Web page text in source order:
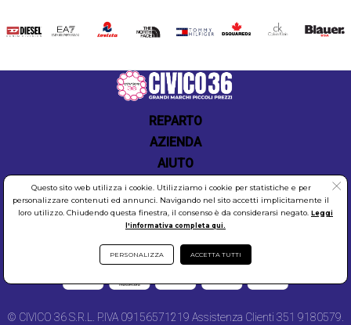
affidabile e professionale, che mette al primo posto
la soddisfazione del cliente. Non perdete
oggi stesso!
Catalogo scarpe New Balance
DIESEL EA7 INVICTATHE
TOMMY
DSQUARED2
CALVIN BLAUER
REPARTO
AZIENDA
AIUTO
© CIVICO 36 S.R.L. P.IVA 09156571219 Assistenza Clienti 351 9180579.
Questo sito web utilizza i cookie. Utilizziamo i cookie per statistiche e per
personalizzare contenuti ed annunci. Navigando nel sito accetti implicitamente il
loro utilizzo. Chiudendo questa finestra, il consenso è da considerarsi negato. Leggi
l'informativa completa qui.
PERSONALIZZA ACCETTA TUTTI